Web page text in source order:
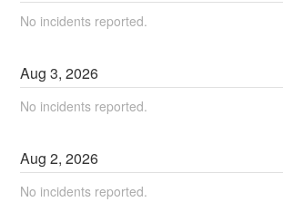
No incidents reported.
Aug3,2026
No incidents reported.
Aug2,2026
No incidents reported.